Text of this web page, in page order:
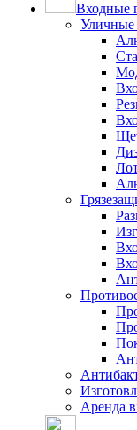
Входные
Уличные
Аренда